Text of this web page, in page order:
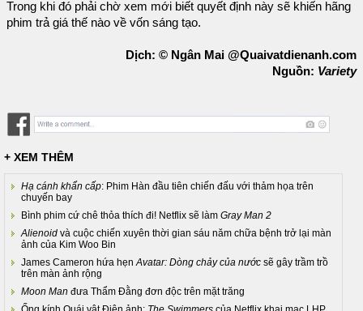
Trong khi đó phải chờ xem mới biết quyết định này sẽ khiến hãng
phim trả giá thế nào về vốn sáng tạo.
Dịch: © Ngân Mai @Quaivatdienanh.com
Nguồn: Variety
+ XEM THÊM
Hạ cánh khẩn cấp: Phim Hàn đầu tiên chiến đấu với thảm họa trên
chuyến bay
Bình phim cứ chê thỏa thích đi! Netflix sẽ làm Gray Man 2
Alienoid và cuộc chiến xuyên thời gian sáu năm chữa bệnh trở lại màn
ảnh của Kim Woo Bin
James Cameron hứa hẹn Avatar: Dòng chảy của nước sẽ gây trầm trồ
trên màn ảnh rộng
Moon Man đưa Thẩm Đằng đơn độc trên mặt trăng